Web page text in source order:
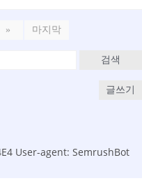
» 마지막
검색
글쓰기
User-agent: SemrushBot